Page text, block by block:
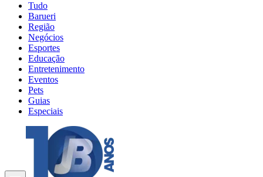
Tudo
Barueri
Região
Negócios
Esportes
Educação
Entretenimento
Eventos
Pets
Guias
Especiais
Explore Tudo
Últimas Notícias
Previsão do Tempo
Trânsito e Rotas